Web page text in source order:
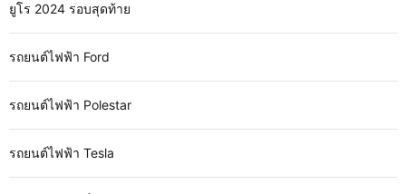
ยูโร 2024 รอบสุดท้าย
รถยนต์ไฟฟ้า Ford
รถยนต์ไฟฟ้า Polestar
รถยนต์ไฟฟ้า Tesla